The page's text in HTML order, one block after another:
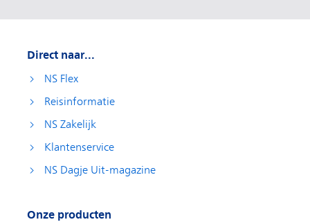
Direct naar...
NS Flex
Reisinformatie
NS Zakelijk
Klantenservice
NS Dagje Uit-magazine
Onze producten